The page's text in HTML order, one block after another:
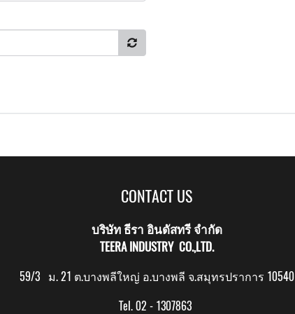
CONTACT US
บริษัท ธีรา อินดัสทรี จำกัด
TEERA INDUSTRY CO.,LTD.
59/3 ม. 21 ต.บางพลีใหญ่ อ.บางพลี จ.สมุทรปราการ 10540
Tel. 02 - 1307863